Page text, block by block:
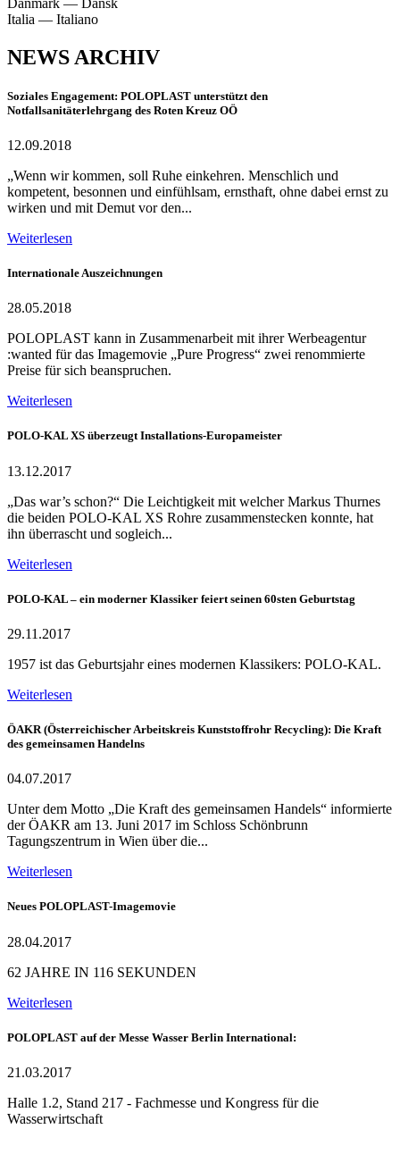
Italia — Italiano
NEWS ARCHIV
Soziales Engagement: POLOPLAST unterstützt den
Notfallsanitäterlehrgang des Roten Kreuz OÖ
12.09.2018
„Wenn wir kommen, soll Ruhe einkehren. Menschlich und
kompetent, besonnen und einfühlsam, ernsthaft, ohne dabei ernst zu
wirken und mit Demut vor den...
Weiterlesen
Internationale Auszeichnungen
28.05.2018
POLOPLAST kann in Zusammenarbeit mit ihrer Werbeagentur
:wanted für das Imagemovie „Pure Progress“ zwei renommierte
Preise für sich beanspruchen.
Weiterlesen
POLO-KAL XS überzeugt Installations-Europameister
13.12.2017
„Das war’s schon?“ Die Leichtigkeit mit welcher Markus Thurnes
die beiden POLO-KAL XS Rohre zusammenstecken konnte, hat
ihn überrascht und sogleich...
Weiterlesen
POLO-KAL – ein moderner Klassiker feiert seinen 60sten Geburtstag
29.11.2017
1957 ist das Geburtsjahr eines modernen Klassikers: POLO-KAL.
Weiterlesen
ÖAKR (Österreichischer Arbeitskreis Kunststoffrohr Recycling): Die Kraft
des gemeinsamen Handelns
04.07.2017
Unter dem Motto „Die Kraft des gemeinsamen Handels“ informierte
der ÖAKR am 13. Juni 2017 im Schloss Schönbrunn
Tagungszentrum in Wien über die...
Weiterlesen
Neues POLOPLAST-Imagemovie
28.04.2017
62 JAHRE IN 116 SEKUNDEN
Weiterlesen
POLOPLAST auf der Messe Wasser Berlin International:
21.03.2017
Halle 1.2, Stand 217 - Fachmesse und Kongress für die
Wasserwirtschaft